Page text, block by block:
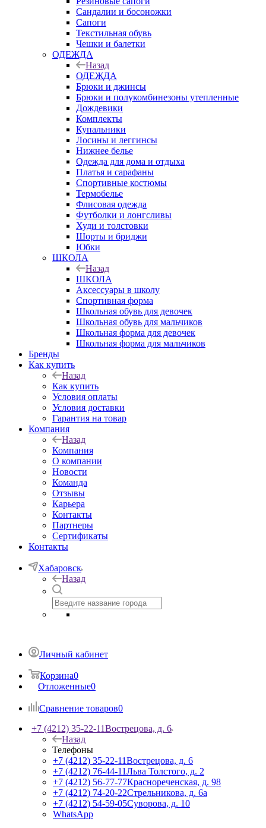
Сандалии и босоножки
Сапоги
Текстильная обувь
Чешки и балетки
ОДЕЖДА
Назад
ОДЕЖДА
Брюки и джинсы
Брюки и полукомбинезоны утепленные
Дождевики
Комплекты
Купальники
Лосины и леггинсы
Нижнее белье
Одежда для дома и отдыха
Платья и сарафаны
Спортивные костюмы
Термобелье
Флисовая одежда
Футболки и лонгсливы
Худи и толстовки
Шорты и бриджи
Юбки
ШКОЛА
Назад
ШКОЛА
Аксессуары в школу
Спортивная форма
Школьная обувь для девочек
Школьная обувь для мальчиков
Школьная форма для девочек
Школьная форма для мальчиков
Бренды
Как купить
Назад
Как купить
Условия оплаты
Условия доставки
Гарантия на товар
Компания
Назад
Компания
О компании
Новости
Команда
Отзывы
Карьера
Контакты
Партнеры
Сертификаты
Контакты
Хабаровск
Назад
Личный кабинет
Корзина0
Отложенные0
Сравнение товаров0
+7 (4212) 35-22-11Вострецова, д. 6
Назад
Телефоны
+7 (4212) 35-22-11Вострецова, д. 6
+7 (4212) 76-44-11Льва Толстого, д. 2
+7 (4212) 56-77-77Краснореченская, д. 98
+7 (4212) 74-20-22Стрельникова, д. 6а
+7 (4212) 54-59-05Суворова, д. 10
WhatsApp